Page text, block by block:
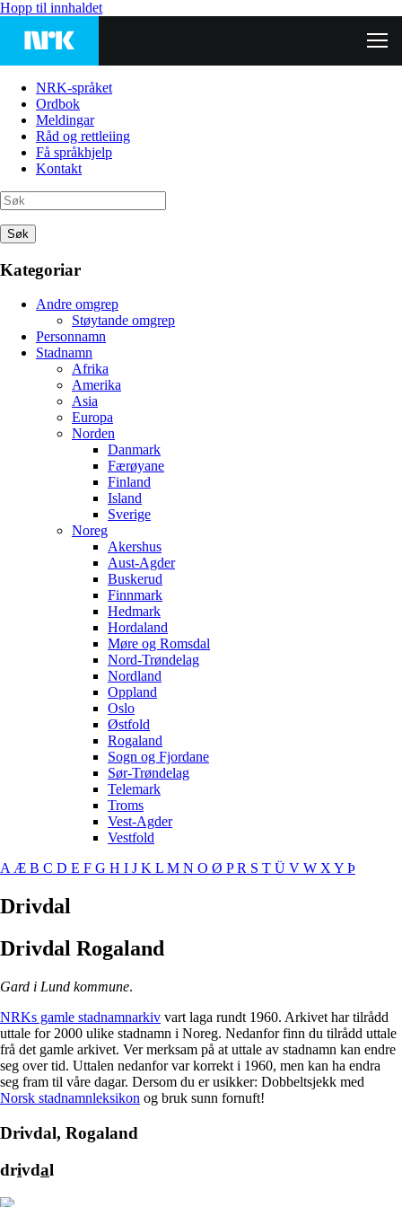
Hopp til innhaldet
NRK-språket
Ordbok
Meldingar
Råd og rettleiing
Få språkhjelp
Kontakt
Søk
Kategoriar
Andre omgrep
Støytande omgrep
Personnamn
Stadnamn
Afrika
Amerika
Asia
Europa
Norden
Danmark
Færøyane
Finland
Island
Sverige
Noreg
Akershus
Aust-Agder
Buskerud
Finnmark
Hedmark
Hordaland
Møre og Romsdal
Nord-Trøndelag
Nordland
Oppland
Oslo
Østfold
Rogaland
Sogn og Fjordane
Sør-Trøndelag
Telemark
Troms
Vest-Agder
Vestfold
AÆ B C D E F G H I J K L M N O Ø PR S T Ü V W XY Þ
Drivdal
Drivdal Rogaland
Gard i Lund kommune.
NRKs gamle stadnamnarkiv vart laga rundt 1960. Arkivet har tilrådd
uttale for 2000 ulike stadnamn i Noreg. Nedanfor finn du tilrådd uttale
frå det gamle arkivet. Ver merksam på at uttale av stadnamn kan endre
seg over tid. Uttalen nedanfor var korrekt i 1960, men kan ha endra
seg fram til våre dagar. Dersom du er usikker: Dobbeltsjekk med
Norsk stadnamnleksikon og bruk sunn fornuft!
Drivdal, Rogaland
drivdal